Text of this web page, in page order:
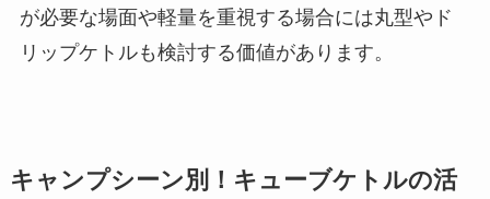
が必要な場面や軽量を重視する場合には丸型やド
リップケトルも検討する価値があります。
キャンプシーン別！キューブケトルの活